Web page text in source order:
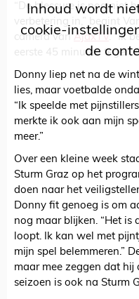
Inhoud wordt
cookie-
de
“De blessure is nog niet
verbetering in,” begint
camera vanAjaxTV. “Ik
eerste 45 minuten tegen
Donny liep net na de
lies, maar voetbalde
“Ik speelde met
merkte ik ook aan mijn
meer.”
Over een kleine week
Sturm Graz op het
doen naar het
Donny fit genoeg is om
nog maar blijken. “Het is
loopt. Ik kan wel met
mijn spel belemmeren.”
maar mee zeggen dat
seizoen is ook na Sturm